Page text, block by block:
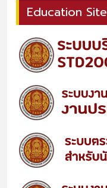
Education Site